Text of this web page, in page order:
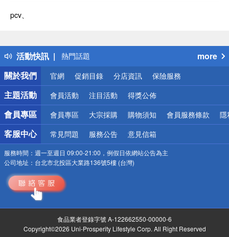
pcv、
活動快訊
得獎公告
熱門話題
銀行優惠
偏遠地區配送
詐騙網頁！請小心！
more
關於我們
官網 促銷目錄 分店資訊 保險服務
主題活動 會員活動 注目活動 得獎公佈
會員專區 會員專區 大宗採購 購物須知 會員服務條款 隱
客服中心 常見問題 服務公告 意見信箱
服務時間： 週一至週日 09:00-21:00，例假日依網站公告為主
公司地址： 台北市北投區大業路136號5樓 (台灣)
食品業者登錄字號 A-122662550-00000-6
Copyright©2026 Uni-Prosperity Lifestyle Corp. All Right Reserved